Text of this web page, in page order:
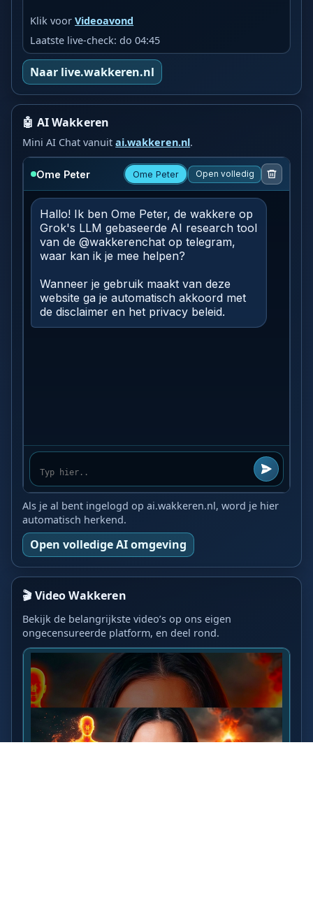
Klik voorVideoavond
Laatste live-check: do 04:45
Naar live.wakkeren.nl
🤖 AI Wakkeren
Mini AI Chat vanuitai.wakkeren.nl.
Als je al bent ingelogd op ai.wakkeren.nl, word je hier
automatisch herkend.
Open volledige AI omgeving
🎬 Video Wakkeren
Bekijk de belangrijkste video’s op ons eigen
ongecensureerde platform, en deel rond.